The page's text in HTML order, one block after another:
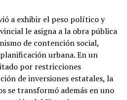
a exhibir el peso político y
le asigna a la obra pública
de contención social,
urbana. En un
por restricciones
de inversiones estatales, la
se transformó además en uno